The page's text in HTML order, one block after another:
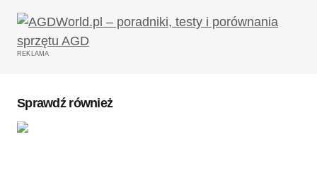
Twój adres email nie zostanie opublikowany.
Wymagane pola są oznaczone
REKLAMA
Sprawdź również